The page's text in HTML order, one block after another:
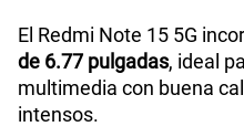
Cámara de fotos Frontal
Radio FM
El Redmi Note 15 5G
de 6.77 pulgadas, ideal
multimedia con buena
intensos.